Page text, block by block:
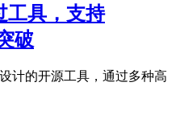
工具，支持
破
计的开源工具，通过多种高